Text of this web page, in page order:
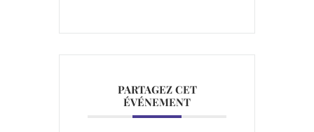
PARTAGEZ CET
ÉVÉNEMENT